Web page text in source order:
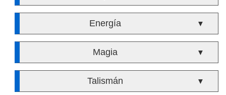
Energía ▼
Magia ▼
Talismán ▼